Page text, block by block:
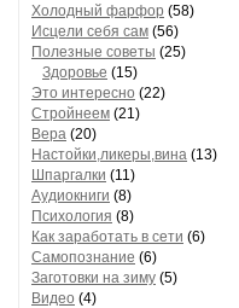
Холодный фарфор (58)
Исцели себя сам (56)
Полезные советы (25)
Здоровье (15)
Это интересно (22)
Стройнеем (21)
Вера (20)
Настойки,ликеры,вина (13)
Шпаргалки (11)
Аудиокниги (8)
Психология (8)
Как заработать в сети (6)
Самопознание (6)
Заготовки на зиму (5)
Видео (4)